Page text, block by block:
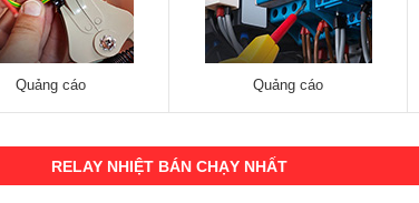
Quảng cáo Quảng cáo
RELAY NHIỆT BÁN CHẠY NHẤT